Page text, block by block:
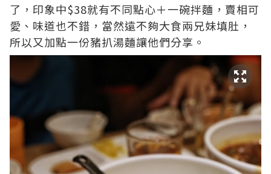
了，印象中$38就有不同點心＋一碗拌麵，賣相可
愛、味道也不錯，當然遠不夠大食兩兄妹填肚，
所以又加點一份豬扒湯麵讓他們分享。